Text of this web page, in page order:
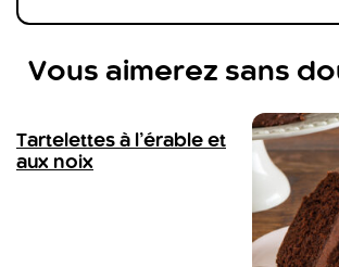
Vous aimerez sans
Tartelettes à l’érable et
aux noix